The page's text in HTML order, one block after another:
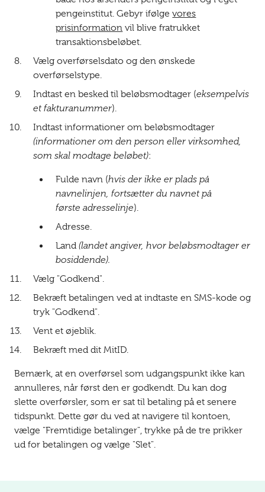
pengeinstitut. Gebyr ifølgevores
prisinformation vil blive fratrukket
transaktionsbeløbet.
Vælg overførselsdato og den ønskede
overførselstype.
Indtast en besked til beløbsmodtager (eksempelvis
et fakturanummer).
Indtast informationer om beløbsmodtager
(informationer om den person eller virksomhed,
som skal modtage beløbet):
Fulde navn (hvis der ikke er plads på
navnelinjen, fortsætter du navnet på
førsteadresselinje).
Adresse.
Land(landet angiver, hvor beløbsmodtager er
bosiddende).
Vælg "Godkend".
Bekræft betalingen ved at indtaste en SMS-kode og
tryk "Godkend".
Vent et øjeblik.
Bekræft med dit MitID.
Bemærk, at en overførsel som udgangspunkt ikke kan
annulleres, når først den er godkendt. Du kan dog
slette overførsler, som er sat til betaling på et senere
tidspunkt. Dette gør du ved at navigere til kontoen,
vælge "Fremtidige betalinger", trykke på de tre prikker
ud for betalingen og vælge "Slet".